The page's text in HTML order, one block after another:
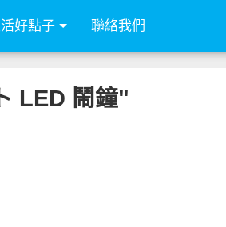
好點子 聯絡我們
LED 鬧鐘"